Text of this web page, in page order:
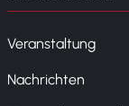
Veranstaltung
Nachrichten